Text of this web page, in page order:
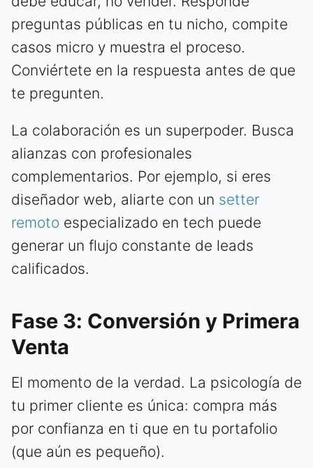
preguntas públicas en tu nicho, compite
casos micro y muestra el proceso.
Conviértete en la respuesta antes de que
te pregunten.
La colaboración es un superpoder. Busca
alianzas con profesionales
complementarios. Por ejemplo, si eres
diseñador web, aliarte con un setter
remoto especializado en tech puede
generar un flujo constante de leads
calificados.
Fase 3: Conversión y Primera
Venta
El momento de la verdad. La psicología de
tu primer cliente es única: compra más
por confianza en ti que en tu portafolio
(que aún es pequeño).